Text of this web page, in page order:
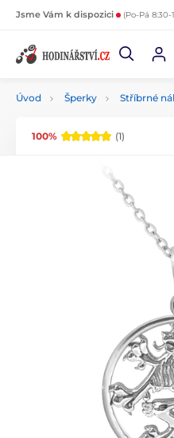
Jsme Vám k dispozici (Po-Pá 8:30-
Úvod Šperky Stříbrné
100% (1)